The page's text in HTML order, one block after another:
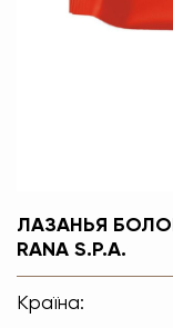
ЛАЗАНЬЯ
RANA S.P.A.
Країна: